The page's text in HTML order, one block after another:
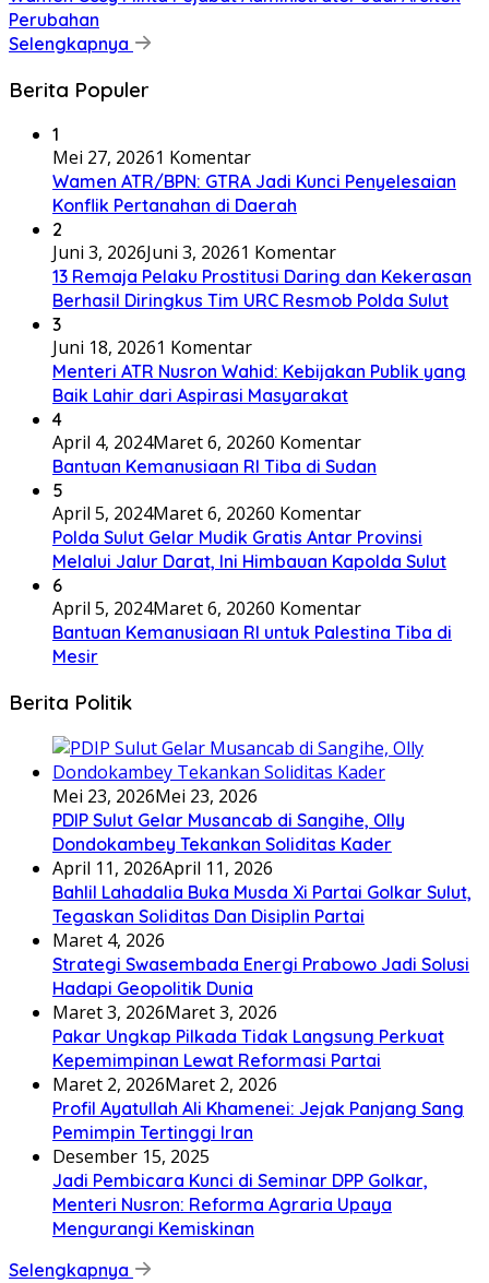
Perubahan
Selengkapnya
Berita Populer
1
Mei 27, 20261 Komentar
Wamen ATR/BPN: GTRA Jadi Kunci Penyelesaian
Konflik Pertanahan di Daerah
2
Juni 3, 2026Juni 3, 20261 Komentar
13 Remaja Pelaku Prostitusi Daring dan Kekerasan
Berhasil Diringkus Tim URC Resmob Polda Sulut
3
Juni 18, 20261 Komentar
Menteri ATR Nusron Wahid: Kebijakan Publik yang
Baik Lahir dari Aspirasi Masyarakat
4
April 4, 2024Maret 6, 20260 Komentar
Bantuan Kemanusiaan RI Tiba di Sudan
5
April 5, 2024Maret 6, 20260 Komentar
Polda Sulut Gelar Mudik Gratis Antar Provinsi
Melalui Jalur Darat, Ini Himbauan Kapolda Sulut
6
April 5, 2024Maret 6, 20260 Komentar
Bantuan Kemanusiaan RI untuk Palestina Tiba di
Mesir
Berita Politik
Mei 23, 2026Mei 23, 2026
PDIP Sulut Gelar Musancab di Sangihe, Olly
Dondokambey Tekankan Soliditas Kader
April 11, 2026April 11, 2026
Bahlil Lahadalia Buka Musda Xi Partai Golkar Sulut,
Tegaskan Soliditas Dan Disiplin Partai
Maret 4, 2026
Strategi Swasembada Energi Prabowo Jadi Solusi
Hadapi Geopolitik Dunia
Maret 3, 2026Maret 3, 2026
Pakar Ungkap Pilkada Tidak Langsung Perkuat
Kepemimpinan Lewat Reformasi Partai
Maret 2, 2026Maret 2, 2026
Profil Ayatullah Ali Khamenei: Jejak Panjang Sang
Pemimpin Tertinggi Iran
Desember 15, 2025
Jadi Pembicara Kunci di Seminar DPP Golkar,
Menteri Nusron: Reforma Agraria Upaya
Mengurangi Kemiskinan
Selengkapnya